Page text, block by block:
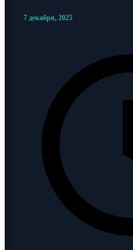
7 декабря, 2025